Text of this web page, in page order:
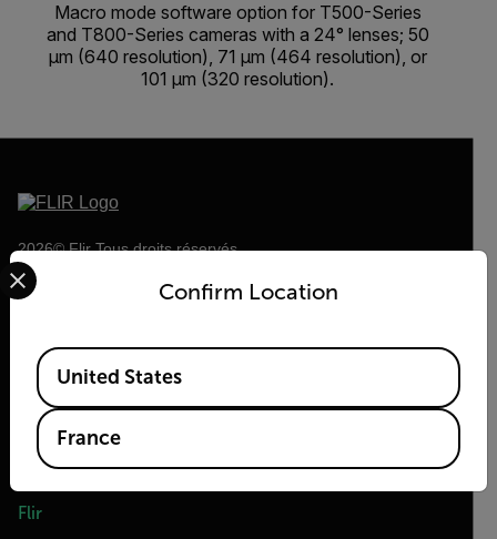
Macro mode software option for T500-Series
and T800-Series cameras with a 24° lenses; 50
µm (640 resolution), 71 µm (464 resolution), or
101 µm (320 resolution).
2026© Flir Tous droits réservés.
Flir
Confirm Location
Select your preferred country and language from the
Available Locations
United States
France